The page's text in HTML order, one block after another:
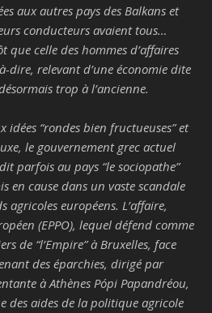
aux autres pays des Balkans et
conducteurs avaient tous…
que celle des hommes d’affaires
dire, relevant d’une économie dite
trop à l’ancienne.
idées “rondes bien fructueuses” et
le gouvernement grec actuel
parfois au pays “le sociopathe”
en cause dans un vaste scandale
européens. L’affaire,
(EPPO), lequel défend comme
de “l’Empire” à Bruxelles, face
des éparchies, dirigé par
à Athènes Pópi Papandréou,
des aides de la politique agricole